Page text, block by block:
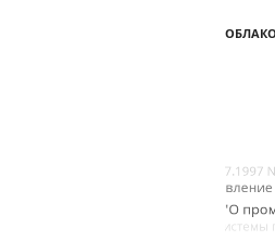
ОБЛАКО